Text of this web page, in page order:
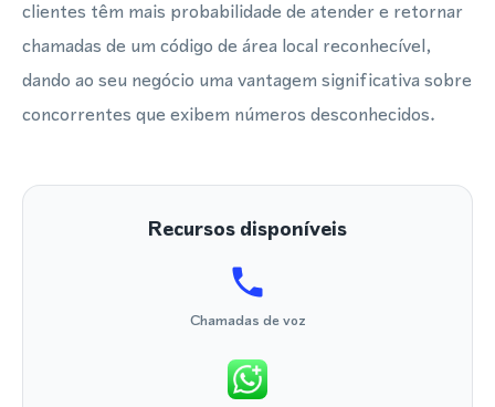
clientes têm mais probabilidade de atender e retornar
chamadas de um código de área local reconhecível,
dando ao seu negócio uma vantagem significativa sobre
concorrentes que exibem números desconhecidos.
Recursos disponíveis
Chamadas de voz